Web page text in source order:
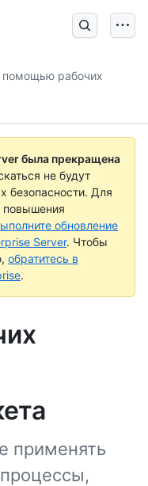
помощью рабочих
была прекращена
не будут
безопасности. Для
повышения
обновление
Server. Чтобы
обратитесь в
.
применять